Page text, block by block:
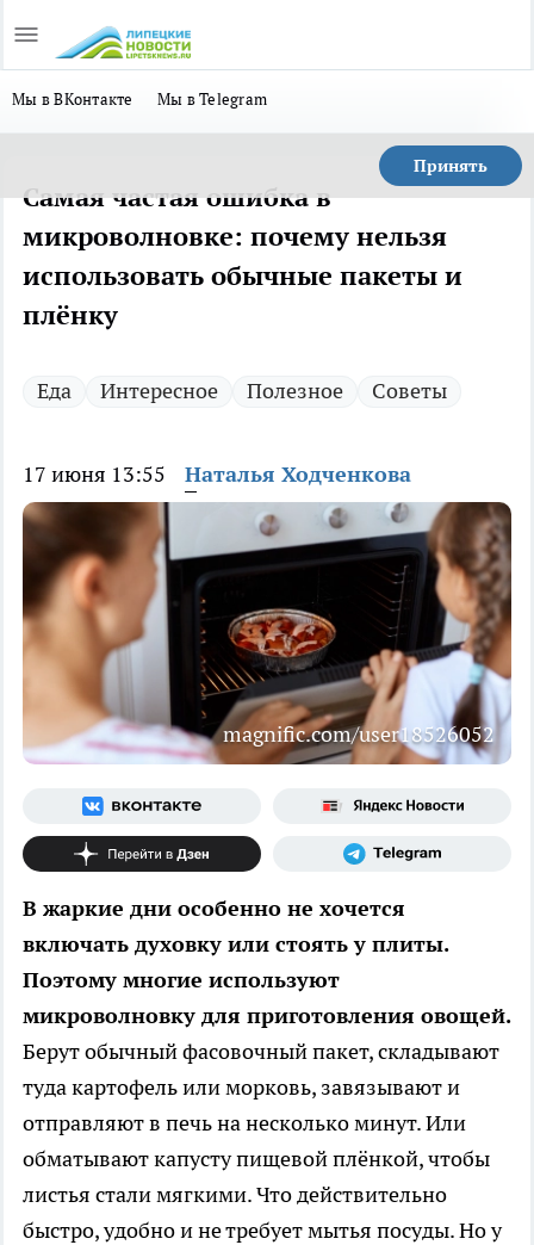
Мы в ВКонтакте Мы в Telegram
Принять
Самая частая ошибка в
микроволновке: почему нельзя
использовать обычные пакеты и
плёнку
Еда Интересное Полезное Советы
17 июня 13:55 Наталья Ходченкова
magnific.com/user18526052
В жаркие дни особенно не хочется
включать духовку или стоять у плиты.
Поэтому многие используют
микроволновку для приготовления овощей.
Берут обычный фасовочный пакет, складывают
туда картофель или морковь, завязывают и
отправляют в печь на несколько минут. Или
обматывают капусту пищевой плёнкой, чтобы
листья стали мягкими. Что действительно
быстро, удобно и не требует мытья посуды. Но у